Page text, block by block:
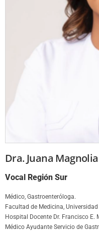
Dra. Juana
Vocal Región Sur
Médico, Gastroenteróloga.
Facultad de Medicina,
Hospital Docente Dr. Francisco E.
Médico Ayudante Servicio de